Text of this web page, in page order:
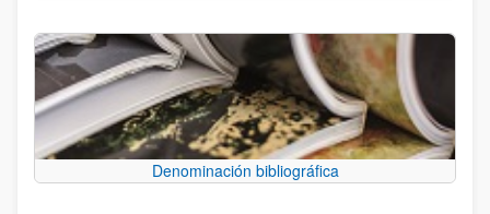
Denominación bibliográfica